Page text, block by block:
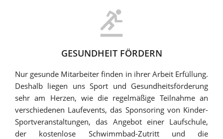
GESUNDHEIT FÖRDERN
Nur gesunde Mitarbeiter finden in ihrer Arbeit Erfüllung.
Deshalb liegen uns Sport und Gesundheitsförderung
sehr am Herzen, wie die regelmäßige Teilnahme an
verschiedenen Laufevents, das Sponsoring von Kinder-
Sportveranstaltungen, das Angebot einer Laufschule,
der kostenlose Schwimmbad-Zutritt und die